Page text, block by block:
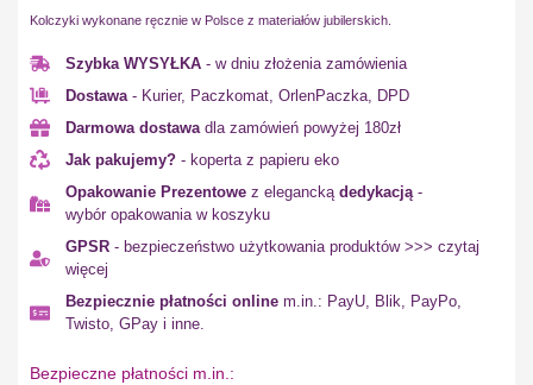
Kolczyki wykonane ręcznie w Polsce z materiałów jubilerskich.
Szybka WYSYŁKA - w dniu złożenia zamówienia
Dostawa- Kurier, Paczkomat, OrlenPaczka, DPD
Darmowa dostawadla zamówień powyżej 180zł
Jak pakujemy? - koperta z papieru eko
Opakowanie Prezentowe z eleganckądedykacją-
wybór opakowania w koszyku
GPSR - bezpieczeństwo użytkowania produktów >>> czytaj
więcej
Bezpiecznie płatności online m.in.: PayU, Blik, PayPo,
Twisto, GPay i inne.
Bezpieczne płatności m.in.: